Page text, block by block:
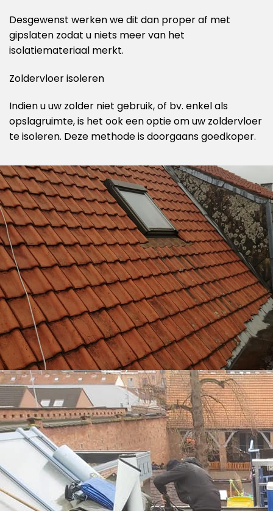
Desgewenst werken we dit dan proper af met
gipslaten zodat u niets meer van het
isolatiemateriaal merkt.
Zoldervloer isoleren
Indien u uw zolder niet gebruik, of bv. enkel als
opslagruimte, is het ook een optie om uw zoldervloer
te isoleren. Deze methode is doorgaans goedkoper.